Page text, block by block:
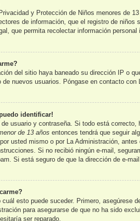
y Protección de Niños menores de
de información, que el registro de
que permita recolectar información
del sitio haya baneado su dirección IP o
nuevos usuarios. Póngase en contacto con
identificar!
usuario y contraseña. Si todo está
de 13 años entonces tendrá que seguir
usted mismo o por La Administración,
Si no recibió ningún e-mail,
Si está seguro de que la dirección de e-
esto puede suceder. Primero, asegúrese
para asegurarse de que no ha sido
ser reparado.